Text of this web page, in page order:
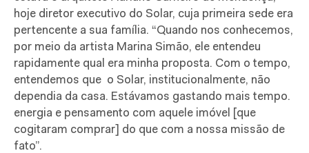
hoje diretor executivo do Solar, cuja primeira sede era
pertencente a sua família. “Quando nos conhecemos,
por meio da artista Marina Simão, ele entendeu
rapidamente qual era minha proposta. Com o tempo,
entendemos que o Solar, institucionalmente, não
dependia da casa. Estávamos gastando mais tempo.
energia e pensamento com aquele imóvel [que
cogitaram comprar] do que com a nossa missão de
fato”.